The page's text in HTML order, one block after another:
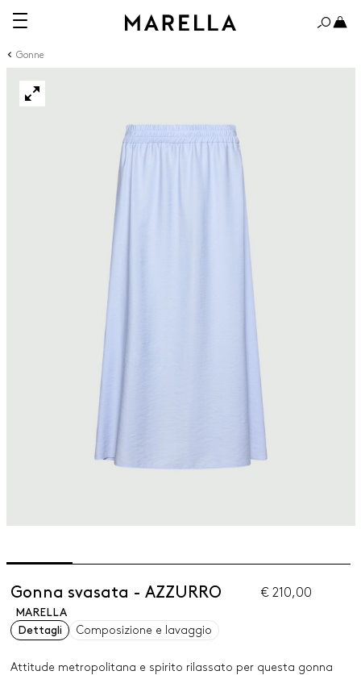
Gonne
Gonna svasata - AZZURRO € 210,00
MARELLA
Dettagli
Composizione e lavaggio
Attitude metropolitana e spirito rilassato per questa gonna